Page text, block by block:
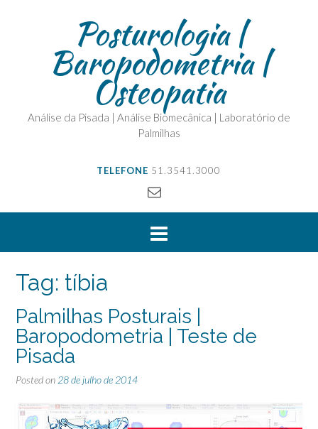
Posturologia |
Baropodometria |
Osteopatia
Análise da Pisada | Análise Biomecânica | Laboratório de
Palmilhas
TELEFONE 51.3541.3000
Tag: tíbia
Palmilhas Posturais |
Baropodometria | Teste de
Pisada
Posted on 28 de julho de 2014